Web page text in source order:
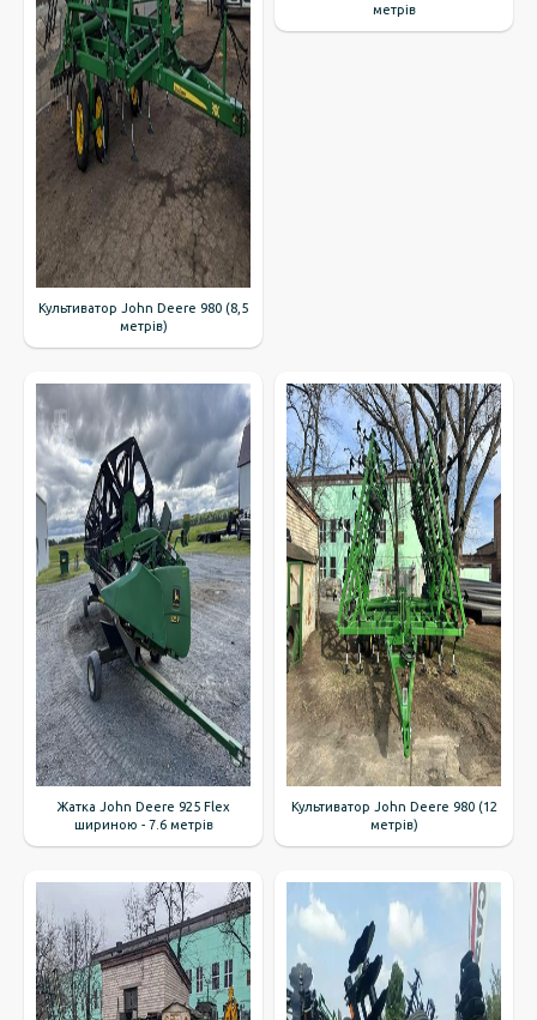
Культиватор John Deere 980 (8,5
метрів)
метрів
Жатка John Deere 925 Flex
шириною - 7.6 метрів
Культиватор John Deere 980 (12
метрів)